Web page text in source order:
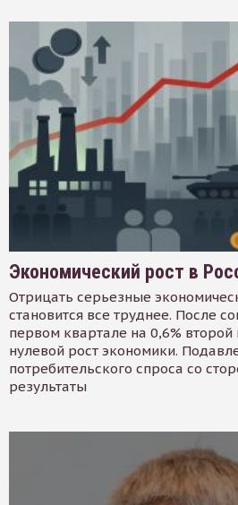
Экономический рост в
Отрицать серьезные
становится все труднее. После
первом квартале на 0,6% второй
нулевой рост экономики.
потребительского спроса со
результаты